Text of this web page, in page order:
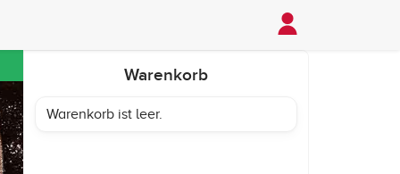
Warenkorb
Warenkorb ist leer.